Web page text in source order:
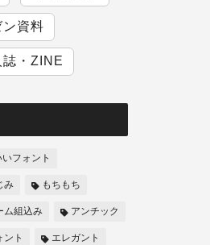
ン資料
誌・ZINE
フォント
み もちもち
ム組込み アンチック
ント エレガント